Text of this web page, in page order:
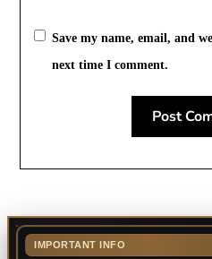
Save my name, email, and
next time I comment.
IMPORTANT INFO